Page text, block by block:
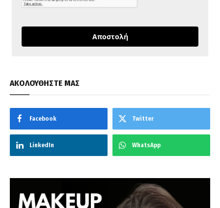
Αποστολή
ΑΚΟΛΟΥΘΗΣΤΕ ΜΑΣ
Facebook Twitter
LinkedIn WhatsApp